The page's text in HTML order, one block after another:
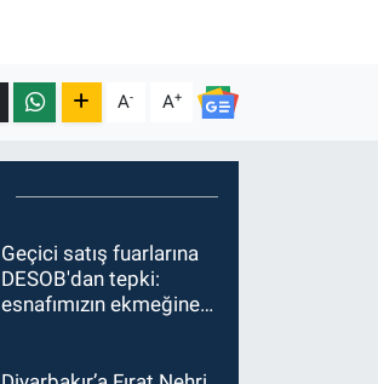
A- A+
Geçici satış fuarlarına
DESOB'dan tepki:
esnafımızın ekmeğine